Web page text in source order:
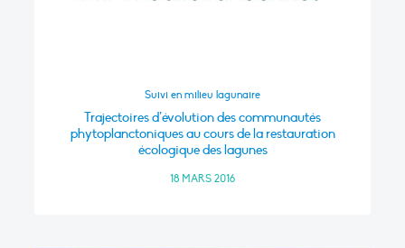
Suivi en milieu lagunaire
Trajectoires d’évolution des communautés
phytoplanctoniques au cours de la restauration
écologique des lagunes
18 MARS 2016